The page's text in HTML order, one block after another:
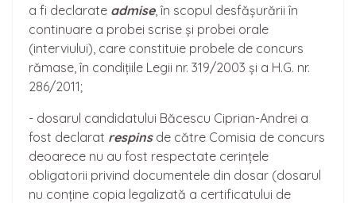
a fi declarate admise, în scopul desfășurării în
continuare a probei scrise și probei orale
(interviului), care constituie probele de concurs
rămase, în condițiile Legii nr. 319/2003 și a H.G. nr.
286/2011;
- dosarul candidatului Băcescu Ciprian-Andrei a
fost declarat respinsde către Comisia de concurs
deoarece nu au fost respectate cerințele
obligatorii privind documentele din dosar (dosarul
nu conține copia legalizată a certificatului de